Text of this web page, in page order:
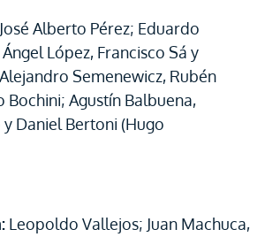
José Alberto Pérez; Eduardo
López, Francisco Sá y
Semenewicz, Rubén
Bochini; Agustín Balbuena,
Daniel Bertoni (Hugo
Leopoldo Vallejos; Juan Machuca,